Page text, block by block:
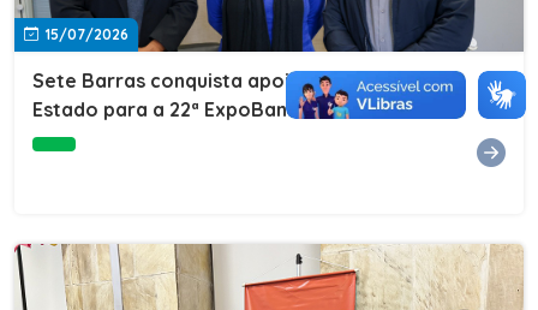
15/07/2026
Sete Barras conquista apoio do Governo do
Estado para a 22ª ExpoBanana